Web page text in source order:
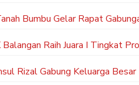
Bumbu Gelar Rapat
Raih Juara I Tingkat
Rizal Gabung Keluarga Besar